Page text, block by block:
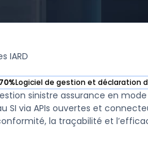
IARD
70%Logiciel de gestion et déclaration
voir Duck Creek Claims dans cette
sinistre assurance en mode
SI via APIs ouvertes et